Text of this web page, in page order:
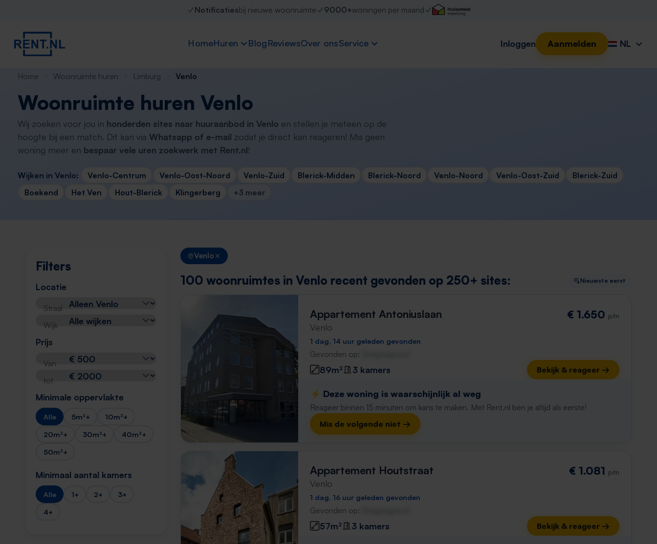
Notificatiesbij nieuwe woonruimte 9000+woningen per maand
HomeHuren BlogReviewsOver onsService Inloggen Aanmelden NL
Home Woonruimte huren Limburg Venlo
Woonruimte huren Venlo
Wij zoeken voor jou in honderden sites naar huuraanbod in Venlo en stellen je meteen op de
hoogte bij een match. Dit kan via Whatsapp of e-mail zodat je direct kan reageren! Mis geen
woning meer en bespaar vele uren zoekwerk met Rent.nl!
Wijken in Venlo: Venlo-Centrum Venlo-Oost-Noord Venlo-Zuid Blerick-Midden Blerick-Noord Venlo-Noord Venlo-Oost-Zuid
Blerick-Zuid
Boekend
Het Ven Hout-Blerick Klingerberg +3 meer
Filters
Locatie
Straal
Wijk
Prijs
Van
tot
Minimale oppervlakte
Alle 5m²+
10m²+
20m²+
30m²+
40m²+
50m²+
Minimaal aantal kamers
Alle 1+ 2+
3+
4+
Venlo
100 woonruimtes in Venlo recent gevonden op 250+ sites: Nieuwste eerst
Appartement Antoniuslaan
Venlo
€ 1.650 p/m
1 dag, 14 uur geleden gevonden
Gevonden op:
89m² 3 kamers Bekijk & reageer →
⚡️ Deze woning is waarschijnlijk al weg
Reageer binnen 15 minuten om kans te maken. Met Rent.nl ben je altijd als eerste!
Mis de volgende niet →
Appartement Houtstraat
Venlo
€ 1.081 p/m
1 dag, 16 uur geleden gevonden
Gevonden op:
57m² 3 kamers Bekijk & reageer →